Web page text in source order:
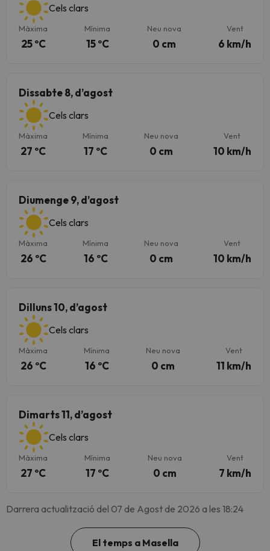
Cels clars
Màxima
25 ºC
Mínima
15 ºC
Neu nova
0 cm
Vent
6 km/h
Dissabte 8, d’agost
Cels clars
Màxima
27 ºC
Mínima
17 ºC
Neu nova
0 cm
Vent
10 km/h
Diumenge 9, d’agost
Cels clars
Màxima
26 ºC
Mínima
16 ºC
Neu nova
0 cm
Vent
10 km/h
Dilluns 10, d’agost
Cels clars
Màxima
26 ºC
Mínima
16 ºC
Neu nova
0 cm
Vent
11 km/h
Dimarts 11, d’agost
Cels clars
Màxima
27 ºC
Mínima
17 ºC
Neu nova
0 cm
Vent
7 km/h
Darrera actualització del 07 de Agost de 2026 a les 18:24
El temps a Masella